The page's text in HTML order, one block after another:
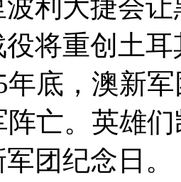
利大捷会
将重创土
年底，澳新
阵亡。英雄
团纪念日。